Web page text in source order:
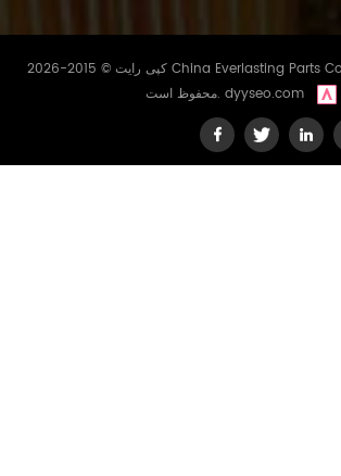
کپی رایت © 2015-2026 China Everlasting Parts Co., Limited..همه حقوق
محفوظ است. dyyseo.com